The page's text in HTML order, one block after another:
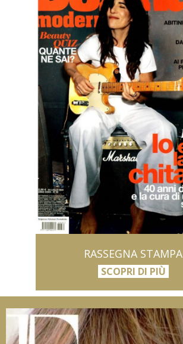
RASSEGNA STAMPA
SCOPRI DI PIÙ